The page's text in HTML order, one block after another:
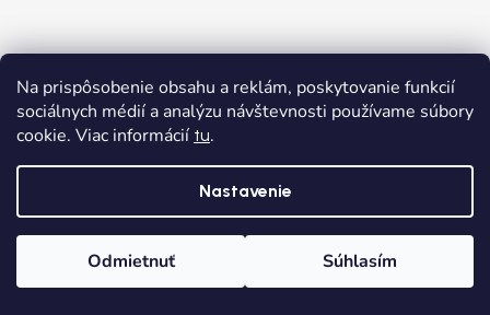
Na prispôsobenie obsahu a reklám, poskytovanie funkcií
sociálnych médií a analýzu návštevnosti používame súbory
cookie. Viac informácií tu.
Nastavenie
Odmietnuť Súhlasím